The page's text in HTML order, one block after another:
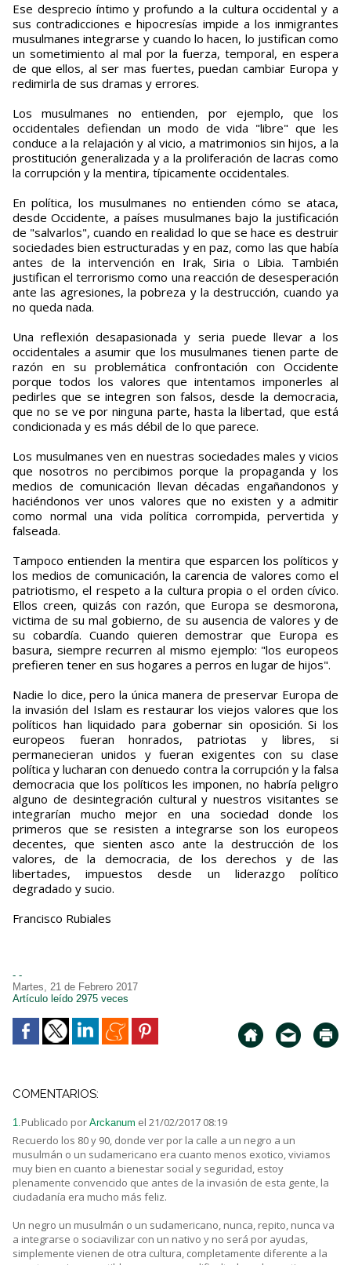
Ese desprecio íntimo y profundo a la cultura occidental y a
sus contradicciones e hipocresías impide a los inmigrantes
musulmanes integrarse y cuando lo hacen, lo justifican como
un sometimiento al mal por la fuerza, temporal, en espera
de que ellos, al ser mas fuertes, puedan cambiar Europa y
redimirla de sus dramas y errores.
Los musulmanes no entienden, por ejemplo, que los
occidentales defiendan un modo de vida "libre" que les
conduce a la relajación y al vicio, a matrimonios sin hijos, a la
prostitución generalizada y a la proliferación de lacras como
la corrupción y la mentira, típicamente occidentales.
En política, los musulmanes no entienden cómo se ataca,
desde Occidente, a países musulmanes bajo la justificación
de "salvarlos", cuando en realidad lo que se hace es destruir
sociedades bien estructuradas y en paz, como las que había
antes de la intervención en Irak, Siria o Libia. También
justifican el terrorismo como una reacción de desesperación
ante las agresiones, la pobreza y la destrucción, cuando ya
no queda nada.
Una reflexión desapasionada y seria puede llevar a los
occidentales a asumir que los musulmanes tienen parte de
razón en su problemática confrontación con Occidente
porque todos los valores que intentamos imponerles al
pedirles que se integren son falsos, desde la democracia,
que no se ve por ninguna parte, hasta la libertad, que está
condicionada y es más débil de lo que parece.
Los musulmanes ven en nuestras sociedades males y vicios
que nosotros no percibimos porque la propaganda y los
medios de comunicación llevan décadas engañandonos y
haciéndonos ver unos valores que no existen y a admitir
como normal una vida política corrompida, pervertida y
falseada.
Tampoco entienden la mentira que esparcen los políticos y
los medios de comunicación, la carencia de valores como el
patriotismo, el respeto a la cultura propia o el orden cívico.
Ellos creen, quizás con razón, que Europa se desmorona,
victima de su mal gobierno, de su ausencia de valores y de
su cobardía. Cuando quieren demostrar que Europa es
basura, siempre recurren al mismo ejemplo: "los europeos
prefieren tener en sus hogares a perros en lugar de hijos".
Nadie lo dice, pero la única manera de preservar Europa de
la invasión del Islam es restaurar los viejos valores que los
políticos han liquidado para gobernar sin oposición. Si los
europeos fueran honrados, patriotas y libres, si
permanecieran unidos y fueran exigentes con su clase
política y lucharan con denuedo contra la corrupción y la falsa
democracia que los políticos les imponen, no habría peligro
alguno de desintegración cultural y nuestros visitantes se
integrarían mucho mejor en una sociedad donde los
primeros que se resisten a integrarse son los europeos
decentes, que sienten asco ante la destrucción de los
valores, de la democracia, de los derechos y de las
libertades, impuestos desde un liderazgo político
degradado y sucio.
Francisco Rubiales
- -
Martes, 21 de Febrero 2017
Artículo leído 2975 veces
COMENTARIOS:
1.Publicado por Arckanum el 21/02/2017 08:19
Recuerdo los 80 y 90, donde ver por la calle a un negro a un
musulmán o un sudamericano era cuanto menos exotico, viviamos
muy bien en cuanto a bienestar social y seguridad, estoy
plenamente convencido que antes de la invasión de esta gente, la
ciudadanía era mucho más feliz.
Un negro un musulmán o un sudamericano, nunca, repito, nunca va
a integrarse o sociavilizar con un nativo y no será por ayudas,
simplemente vienen de otra cultura, completamente diferente a la